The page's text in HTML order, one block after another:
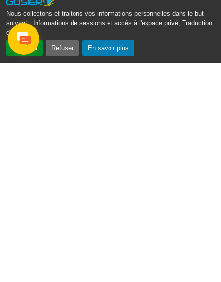
Nous collectons et traitons vos informations personnelles dans le but
suivant :
Informations de sessions et accès à l'espace privé, Traduction
des pages .
Accepter Refuser En savoir plus
Envoyer un email
Contacter la P.R.A.D.A
Contactez le délégué à la protection des données
personnelles - D.P.O